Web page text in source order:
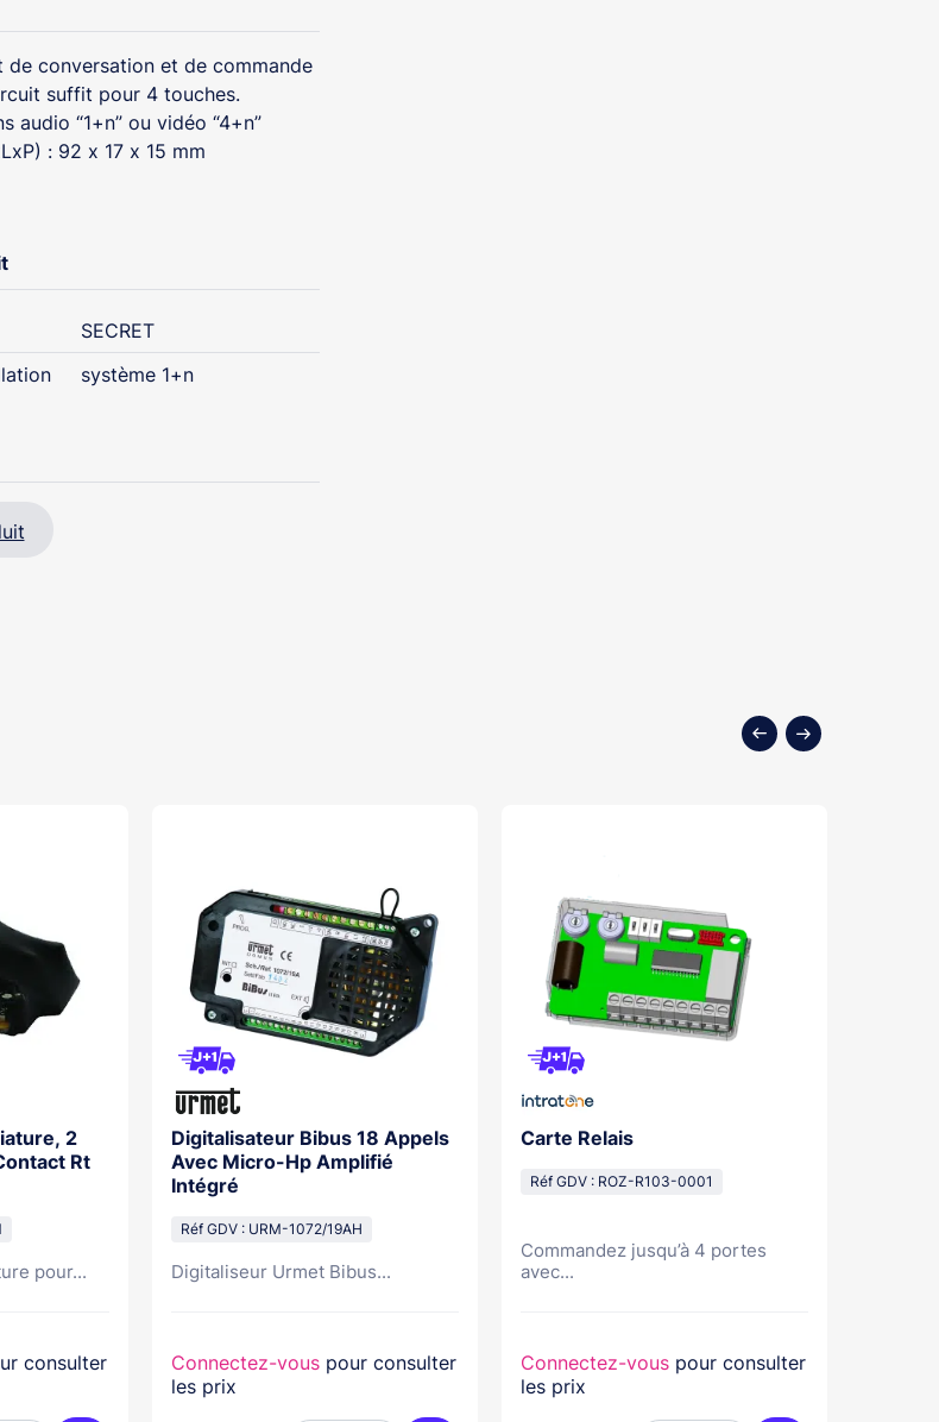
de conversation et de commande
suffit pour 4 touches.
audio “1+n” ou vidéo “4+n”
: 92 x 17 x 15 mm
SECRET
système 1+n
2
Rt
pour...
consulter
Digitalisateur Bibus 18 Appels
Avec Micro-Hp Amplifié
Intégré
Réf GDV : URM-1072/19AH
Digitaliseur Urmet Bibus...
Connectez-vous pour consulter
les prix
Carte Relais
Réf GDV : ROZ-R103-0001
Commandez jusqu’à 4 portes
avec...
Connectez-vous pour consulter
les prix